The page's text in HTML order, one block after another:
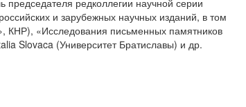
председателя редколлегии научной серии
и зарубежных научных изданий, в том
КНР), «Исследования письменных памятников
Slovaca (Университет Братиславы) и др.